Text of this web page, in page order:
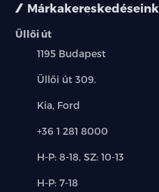
Márkakereskedéseink
Üllői út
Település:
1195 Budapest
Cím:
Üllői út 309.
Márkák:
Kia, Ford
Telefon:
+36 1 281 8000
Új-
használt
H-P: 8-18, SZ: 10-13
Alkatrész,
H-P: 7-18